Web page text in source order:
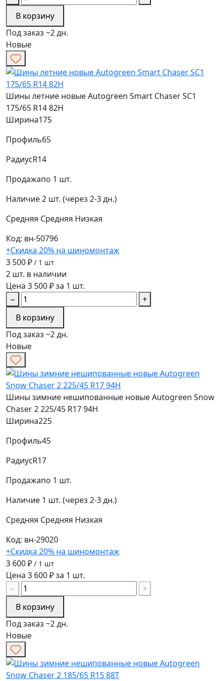
В корзину
Под заказ ~2 дн.
Новые
Шины летние новые Autogreen Smart Chaser SC1
175/65 R14 82H
Ширина175
Профиль65
РадиусR14
Продажапо 1 шт.
Наличие2 шт. (через 2-3 дн.)
Средняя Средняя Низкая
Код: вн-50796
+Скидка 20% на шиномонтаж
3 500 ₽ / 1 шт
2 шт. в наличии
Цена 3 500 ₽ за 1 шт.
−
+
В корзину
Под заказ ~2 дн.
Новые
Шины зимние нешипованные новые Autogreen Snow
Chaser 2 225/45 R17 94H
Ширина225
Профиль45
РадиусR17
Продажапо 1 шт.
Наличие 1 шт. (через 2-3 дн.)
Средняя Средняя Низкая
Код: вн-29020
+Скидка 20% на шиномонтаж
3 600 ₽ / 1 шт
Цена 3 600 ₽ за 1 шт.
−
+
В корзину
Под заказ ~2 дн.
Новые